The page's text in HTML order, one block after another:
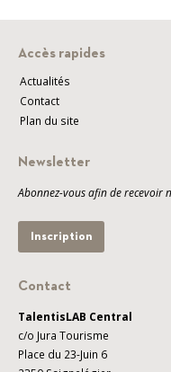
Accès rapides
Actualités
Contact
Plan du site
Newsletter
Abonnez-vous afin de recevoir
Inscription
Contact
TalentisLAB Central
c/o Jura Tourisme
Place du 23-Juin 6